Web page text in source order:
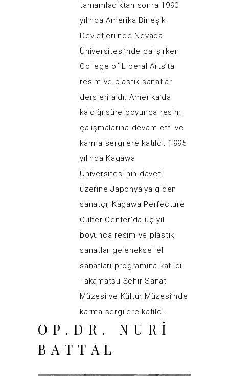
tamamladıktan sonra 1990
yılında Amerika Birleşik
Devletleri’nde Nevada
Üniversitesi’nde çalışırken
College of Liberal Arts’ta
resim ve plastik sanatlar
dersleri aldı. Amerika’da
kaldığı süre boyunca resim
çalışmalarına devam etti ve
karma sergilere katıldı. 1995
yılında Kagawa
Üniversitesi’nin daveti
üzerine Japonya’ya giden
sanatçı, Kagawa Perfecture
Culter Center’da üç yıl
boyunca resim ve plastik
sanatlar geleneksel el
sanatları programına katıldı.
Takamatsu Şehir Sanat
Müzesi ve Kültür Müzesi’nde
karma sergilere katıldı.
OP.DR. NURI
BATTAL